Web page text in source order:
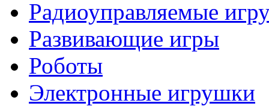
Радиоуправляемые
Развивающие игры
Роботы
Электронные игрушки